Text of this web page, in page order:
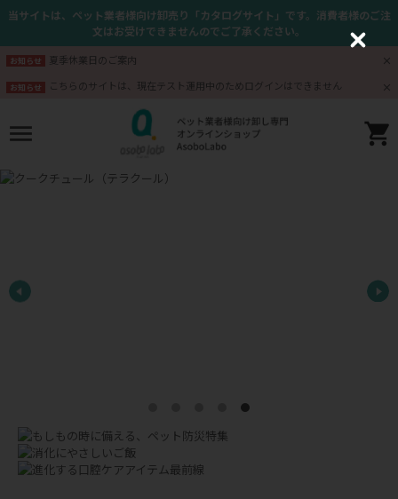
当サイトは、ペット業者様向け卸売り「カタログサイト」です。消費者様のご注
文はお受けできませんのでご了承ください。
お知らせ 夏季休業日のご案内
お知らせ こちらのサイトは、現在テスト運用中のためログインはできません
C